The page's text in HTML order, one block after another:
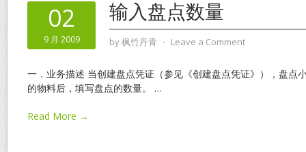
02
9 月 2009
输入盘点数量
by枫竹丹青 ⋅ Leave a Comment
一．业务描述 当创建盘点凭证（参见《创建盘点凭证》），盘点
的物料后，填写盘点的数量。 …
Read More →